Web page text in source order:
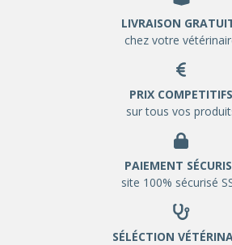
LIVRAISON
chez votre
PRIX COMPETITIFS
sur tous vos
PAIEMENT
site 100% sécurisé
SÉLÉCTION